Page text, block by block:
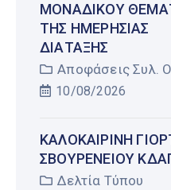
ΜΟΝΑΔΙΚΟΎ
ΤΗΣ ΗΜΕΡΉΣΙΑΣ
ΔΙΆΤΑΞΗΣ
Αποφάσεις Συλ.
10/08/2026
ΚΑΛΟΚΑΙΡΙΝΉ
ΣΒΟΥΡΕΝΕΙΟΥ
Δελτία Τύπου